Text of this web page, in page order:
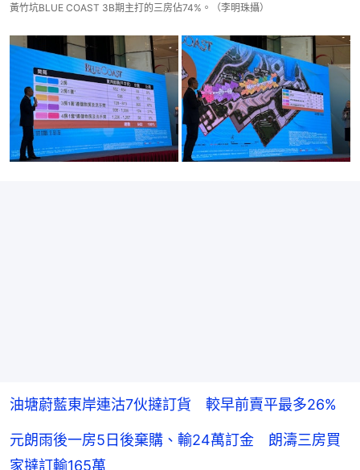
黃竹坑BLUE COAST 3B期主打的三房佔74%。（李明珠攝）
油塘蔚藍東岸連沽7伙撻訂貨 較早前賣平最多26%
元朗雨後一房5日後棄購、輸24萬訂金 朗濤三房買
家撻訂輸165萬